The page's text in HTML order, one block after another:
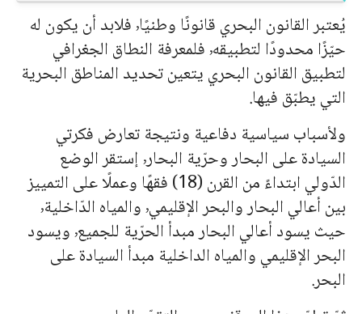
يُعتبر القانون البحري قانونًا وطنيًا٬ فلابد أن يكون له
حيّزًا محدودًا لتطبيقه٬ فلمعرفة النطاق الجغرافي
لتطبيق القانون البحري يتعين تحديد المناطق البحرية
التي يطبّق فيها.
ولأسباب سياسية دفاعية ونتيجة تعارض فكرتي
السيادة على البحار وحرّية البحار٬ إستقر الوضع
الدّولي ابتداءً من القرن (18) فقهًا وعملًا على التمييز
بين أعالي البحار والبحر الإقليمي٬ والمياه الدّاخلية٬
حيث يسود أعالي البحار مبدأ الحرّية للجميع٬ ويسود
البحر الإقليمي والمياه الداخلية مبدأ السيادة على
البحر.